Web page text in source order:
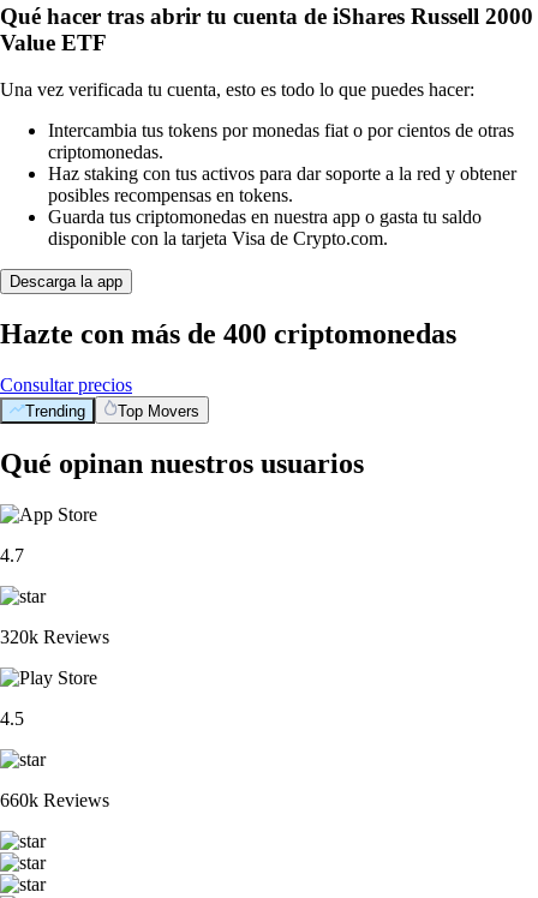
Qué hacer tras abrir tu cuenta de iShares Russell 2000
Value ETF
Una vez verificada tu cuenta, esto es todo lo que puedes hacer:
Intercambia tus tokens por monedas fiat o por cientos de otras
criptomonedas.
Haz staking con tus activos para dar soporte a la red y obtener
posibles recompensas en tokens.
Guarda tus criptomonedas en nuestra app o gasta tu saldo
disponible con la tarjeta Visa de Crypto.com.
Descarga la app
Hazte con más de 400 criptomonedas
Consultar precios
Trending Top Movers
Qué opinan nuestros usuarios
4.7
320k Reviews
4.5
660k Reviews